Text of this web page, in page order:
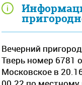
Вечерний
Тверь номер 6781
Московское в